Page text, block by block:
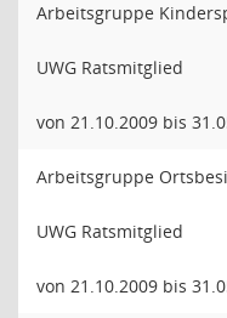
Arbeitsgruppe
UWG Ratsmitglied
von 21.10.2009 bis
Arbeitsgruppe
UWG Ratsmitglied
von 21.10.2009 bis